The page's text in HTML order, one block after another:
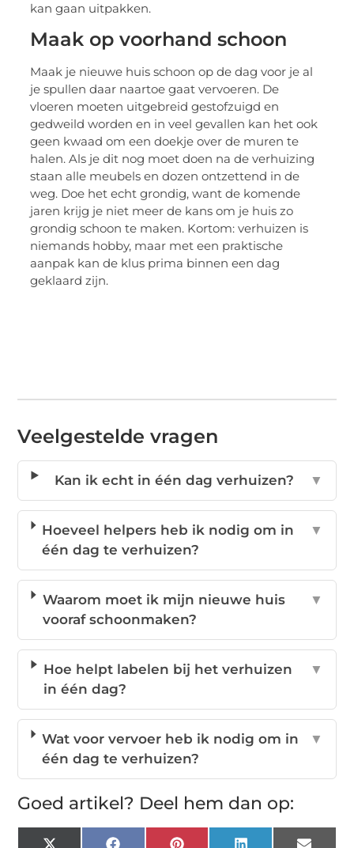
kan gaan uitpakken.
Maak op voorhand schoon
Maak je nieuwe huis schoon op de dag voor je al
je spullen daar naartoe gaat vervoeren. De
vloeren moeten uitgebreid gestofzuigd en
gedweild worden en in veel gevallen kan het ook
geen kwaad om een doekje over de muren te
halen. Als je dit nog moet doen na de verhuizing
staan alle meubels en dozen ontzettend in de
weg. Doe het echt grondig, want de komende
jaren krijg je niet meer de kans om je huis zo
grondig schoon te maken. Kortom: verhuizen is
niemands hobby, maar met een praktische
aanpak kan de klus prima binnen een dag
geklaard zijn.
Veelgestelde vragen
Kan ik echt in één dag verhuizen? ▼
Hoeveel helpers heb ik nodig om in
één dag te verhuizen?
▼
Waarom moet ik mijn nieuwe huis
vooraf schoonmaken?
▼
Hoe helpt labelen bij het verhuizen
in één dag?
▼
Wat voor vervoer heb ik nodig om in
één dag te verhuizen?
▼
Goed artikel? Deel hem dan op: